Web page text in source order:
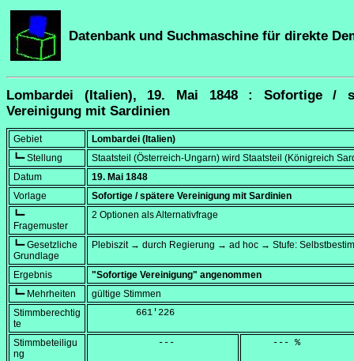
Datenbank und Suchmaschine für direkte
Lombardei (Italien), 19. Mai 1848 : Sofortige /
Vereinigung mit Sardinien
Gebiet
Lombardei (Italien)
┗━ Stellung
Staatsteil (Österreich-Ungarn) wird Staatsteil (Königreich
Datum
19. Mai 1848
Vorlage
Sofortige / spätere Vereinigung mit Sardinien
┗━
Fragemuster
2 Optionen als Alternativfrage
┗━ Gesetzliche
Grundlage
Plebiszit → durch Regierung → ad hoc → Stufe:
Ergebnis
"Sofortige Vereinigung" angenommen
┗━ Mehrheiten
gültige Stimmen
Stimmberechtig
te
        661'226
Stimmbeteiligu
ng
            ---
     --- %